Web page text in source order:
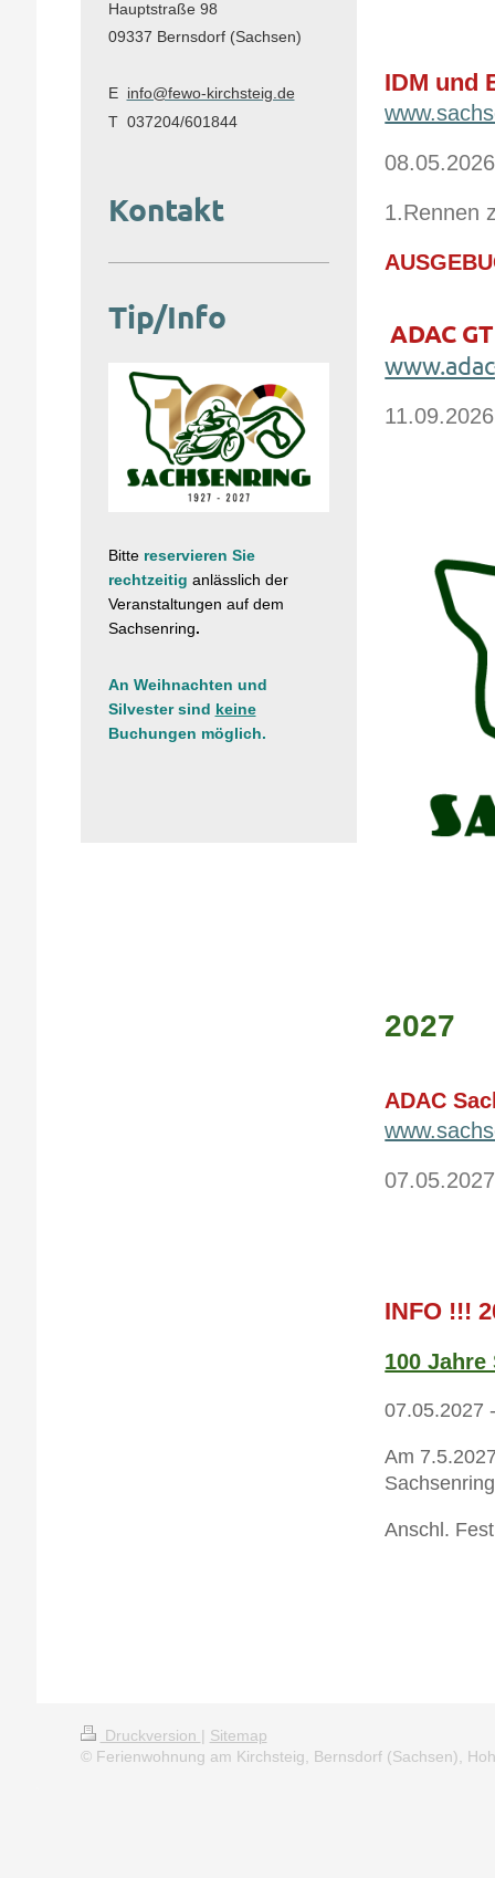
IDM und
1.Rennen
ADAC
2027
ADAC
INFO !!!
100
07.05.2027
Am
Anschl.
Hauptstraße 98
09337 Bernsdorf (Sachsen)
E info@fewo-kirchsteig.de
T 037204/601844
Kontakt
Tip/Info
Bitte reservieren Sie
rechtzeitig anlässlich der
Veranstaltungen auf dem
Sachsenring.
An Weihnachten und
Silvester sind keine
Buchungen möglich.
Druckversion | Sitemap
© Ferienwohnung am Kirchsteig, Bernsdorf (Sachsen),